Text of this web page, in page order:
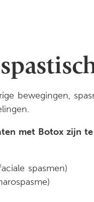
bewegingen,
met Botox zijn
spasmen)